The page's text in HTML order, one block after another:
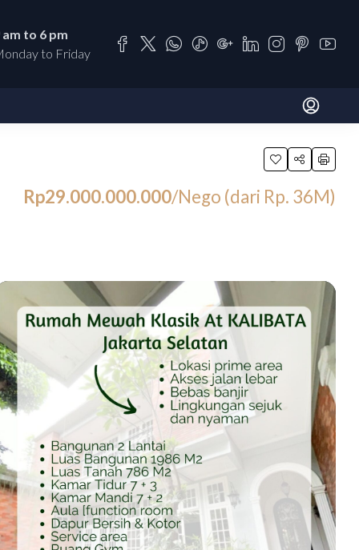
am to 6 pm
to Friday
Rp29.000.000.000/Nego (dari Rp. 36M)